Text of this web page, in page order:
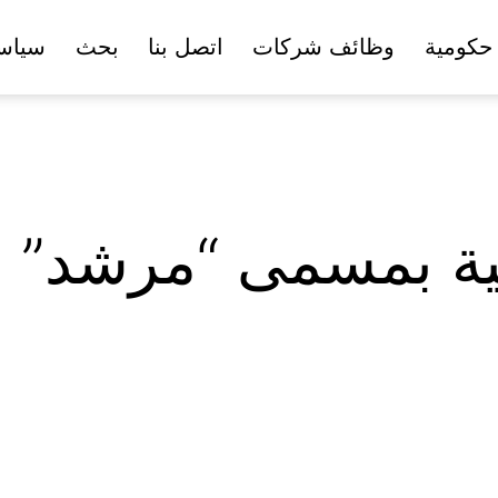
وظائف شركات اتصل بنا بحث
بمسمى “مرشد”